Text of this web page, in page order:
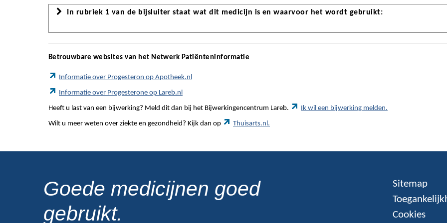
In rubriek 1 van de bijsluiter staat wat dit medicijn is en waarvoor het wordt gebruikt:
Betrouwbare websites van het Netwerk Patiënteninformatie
Informatie over Progesteron op Apotheek.nl
Informatie over Progesterone op Lareb.nl
Heeft u last van een bijwerking? Meld dit dan bij het Bijwerkingencentrum Lareb. Ik wil een bijwerking melden.
Wilt u meer weten over ziekte en gezondheid? Kijk dan op Thuisarts.nl.
Goede medicijnen goed
gebruikt.
Sitemap
Cookies